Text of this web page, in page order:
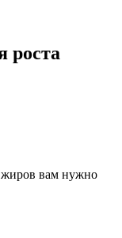
роста
жиров вам нужно